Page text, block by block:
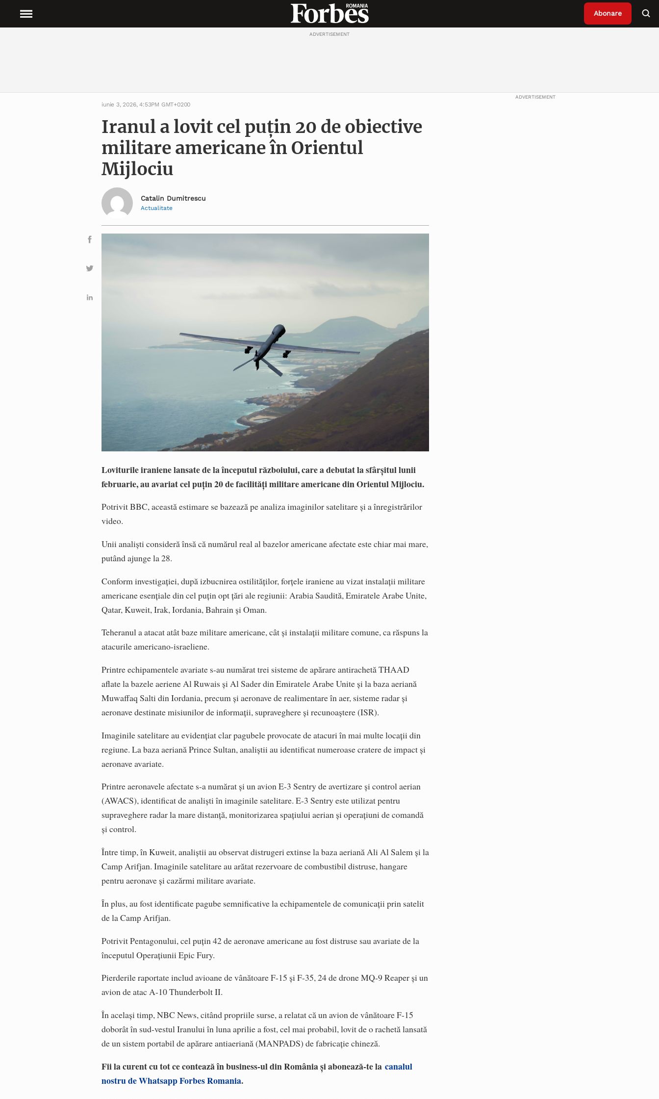
Abonare
ADVERTISEMENT
iunie 3, 2026, 4:53PM GMT+0200
Iranul a lovit cel puțin 20 de obiective
militare americane în Orientul
Mijlociu
Catalin Dumitrescu
Actualitate
Loviturile iraniene lansate de la începutul războiului, care a debutat la sfârșitul lunii
februarie, au avariat cel puțin 20 de facilități militare americane din Orientul Mijlociu.
Potrivit BBC, această estimare se bazează pe analiza imaginilor satelitare și a înregistrărilor
video.
Unii analiști consideră însă că numărul real al bazelor americane afectate este chiar mai mare,
putând ajunge la 28.
Conform investigației, după izbucnirea ostilităților, forțele iraniene au vizat instalații militare
americane esențiale din cel puțin opt țări ale regiunii: Arabia Saudită, Emiratele Arabe Unite,
Qatar, Kuweit, Irak, Iordania, Bahrain și Oman.
Teheranul a atacat atât baze militare americane, cât și instalații militare comune, ca răspuns la
atacurile americano-israeliene.
Printre echipamentele avariate s-au numărat trei sisteme de apărare antirachetă THAAD
aflate la bazele aeriene Al Ruwais și Al Sader din Emiratele Arabe Unite și la baza aeriană
Muwaffaq Salti din Iordania, precum și aeronave de realimentare în aer, sisteme radar și
aeronave destinate misiunilor de informații, supraveghere și recunoaștere (ISR).
Imaginile satelitare au evidențiat clar pagubele provocate de atacuri în mai multe locații din
regiune. La baza aeriană Prince Sultan, analiștii au identificat numeroase cratere de impact și
aeronave avariate.
Printre aeronavele afectate s-a numărat și un avion E-3 Sentry de avertizare și control aerian
(AWACS), identificat de analiști în imaginile satelitare. E-3 Sentry este utilizat pentru
supraveghere radar la mare distanță, monitorizarea spațiului aerian și operațiuni de comandă
și control.
Între timp, în Kuweit, analiștii au observat distrugeri extinse la baza aeriană Ali Al Salem și la
Camp Arifjan. Imaginile satelitare au arătat rezervoare de combustibil distruse, hangare
pentru aeronave și cazărmi militare avariate.
În plus, au fost identificate pagube semnificative la echipamentele de comunicații prin satelit
de la Camp Arifjan.
Potrivit Pentagonului, cel puțin 42 de aeronave americane au fost distruse sau avariate de la
începutul Operațiunii Epic Fury.
Pierderile raportate includ avioane de vânătoare F-15 și F-35, 24 de drone MQ-9 Reaper și un
avion de atac A-10 Thunderbolt II.
În același timp, NBC News, citând propriile surse, a relatat că un avion de vânătoare F-15
doborât în sud-vestul Iranului în luna aprilie a fost, cel mai probabil, lovit de o rachetă lansată
de un sistem portabil de apărare antiaeriană (MANPADS) de fabricație chineză.
Fii la curent cu tot ce contează în business-ul din România și abonează-te lacanalul
nostru de Whatsapp Forbes Romania.